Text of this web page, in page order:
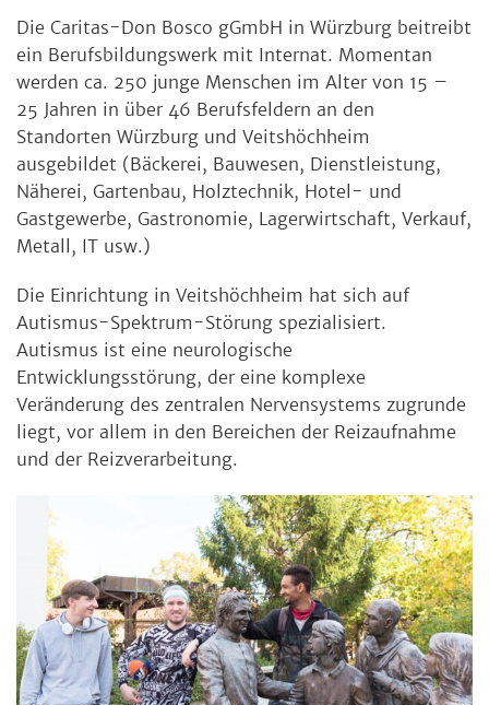
Die Caritas-Don Bosco gGmbH in Würzburg beitreibt
ein Berufsbildungswerk mit Internat. Momentan
werden ca. 250 junge Menschen im Alter von 15 –
25 Jahren in über 46 Berufsfeldern an den
Standorten Würzburg und Veitshöchheim
ausgebildet (Bäckerei, Bauwesen, Dienstleistung,
Näherei, Gartenbau, Holztechnik, Hotel- und
Gastgewerbe, Gastronomie, Lagerwirtschaft, Verkauf,
Metall, IT usw.)
Die Einrichtung in Veitshöchheim hat sich auf
Autismus-Spektrum-Störung spezialisiert.
Autismus ist eine neurologische
Entwicklungsstörung, der eine komplexe
Veränderung des zentralen Nervensystems zugrunde
liegt, vor allem in den Bereichen der Reizaufnahme
und der Reizverarbeitung.